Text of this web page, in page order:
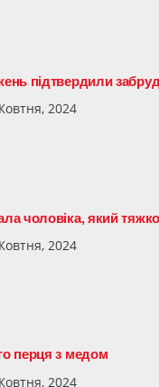
підтвердили
2024
чоловіка, який
2024
перця з медом
2024